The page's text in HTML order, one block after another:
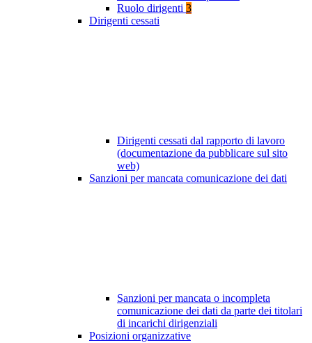
Ruolo dirigenti 3
Dirigenti cessati
Dirigenti cessati dal rapporto di lavoro
(documentazione da pubblicare sul sito
web)
Sanzioni per mancata comunicazione dei dati
Sanzioni per mancata o incompleta
comunicazione dei dati da parte dei titolari
di incarichi dirigenziali
Posizioni organizzative